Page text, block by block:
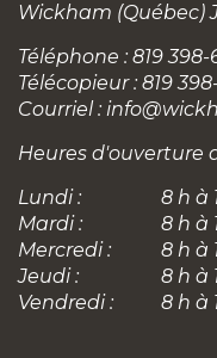
Wickham (Québec)
Téléphone : 819 398-
Télécopieur : 819
Courriel :
Heures d'ouverture
Lundi :
8 h à
Mardi :
8 h à
Mercredi :
8 h à
Jeudi :
8 h à
Vendredi :
8 h à